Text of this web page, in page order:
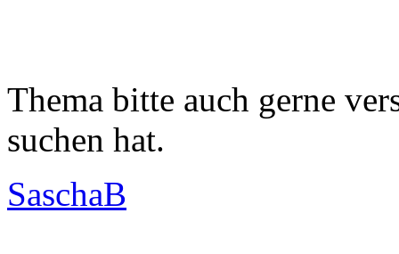
Thema bitte auch gerne
suchen hat.
SaschaB